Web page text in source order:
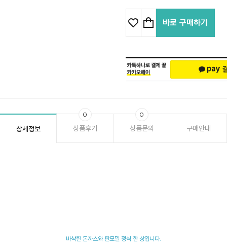
바로 구매하기
상세정보 상품후기
0
상품문의
0
구매안내
바삭한 돈까스와 판모밀 정식 한 상입니다.